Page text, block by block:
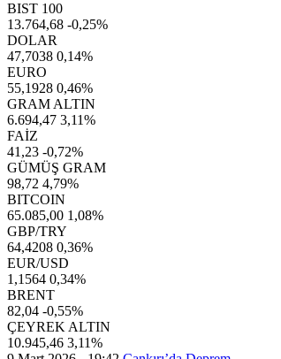
BIST 100
13.764,68 -0,25%
DOLAR
47,7038 0,14%
EURO
55,1928 0,46%
GRAM ALTIN
6.694,47 3,11%
FAİZ
41,23 -0,72%
GÜMÜŞ GRAM
98,72 4,79%
BITCOIN
65.085,00 1,08%
GBP/TRY
64,4208 0,36%
EUR/USD
1,1564 0,34%
BRENT
82,04 -0,55%
ÇEYREK ALTIN
10.945,46 3,11%